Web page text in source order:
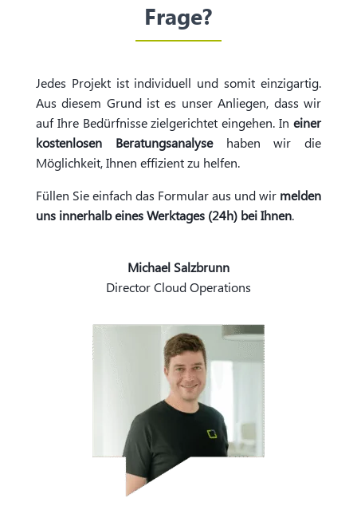
Frage?
Jedes Projekt ist individuell und somit einzigartig.
Aus diesem Grund ist es unser Anliegen, dass wir
auf Ihre Bedürfnisse zielgerichtet eingehen. Ineiner
kostenlosen Beratungsanalysehaben wir die
Möglichkeit, Ihnen effizient zu helfen.
Füllen Sie einfach das Formular aus und wir melden
uns innerhalb eines Werktages (24h) bei Ihnen.
Michael Salzbrunn
Director Cloud Operations